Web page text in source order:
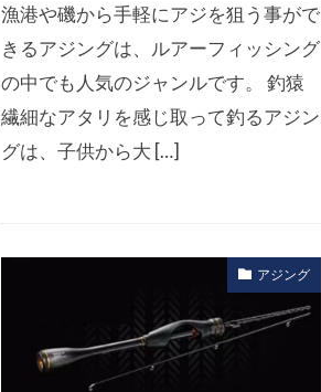
漁港や磯から手軽にアジを狙う事がで
きるアジングは、ルアーフィッシング
の中でも人気のジャンルです。 釣猿
繊細なアタリを感じ取って釣るアジン
グは、子供から大 […]
アジング